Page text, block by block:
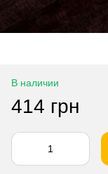
В наличии
414 грн